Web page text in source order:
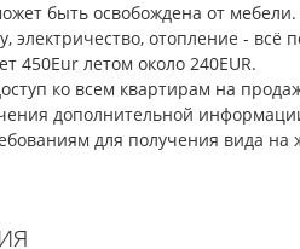
быть освобождена от
электричество, отопление -
450Eur летом около 240EUR.
ко всем квартирам на
дополнительной
для получения вида на